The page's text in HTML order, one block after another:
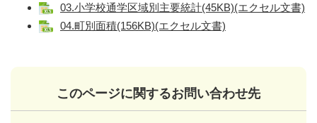
03.小学校通学区域別主要統計(45KB)(エクセル文書)
04.町別面積(156KB)(エクセル文書)
このページに関するお問い合わせ先